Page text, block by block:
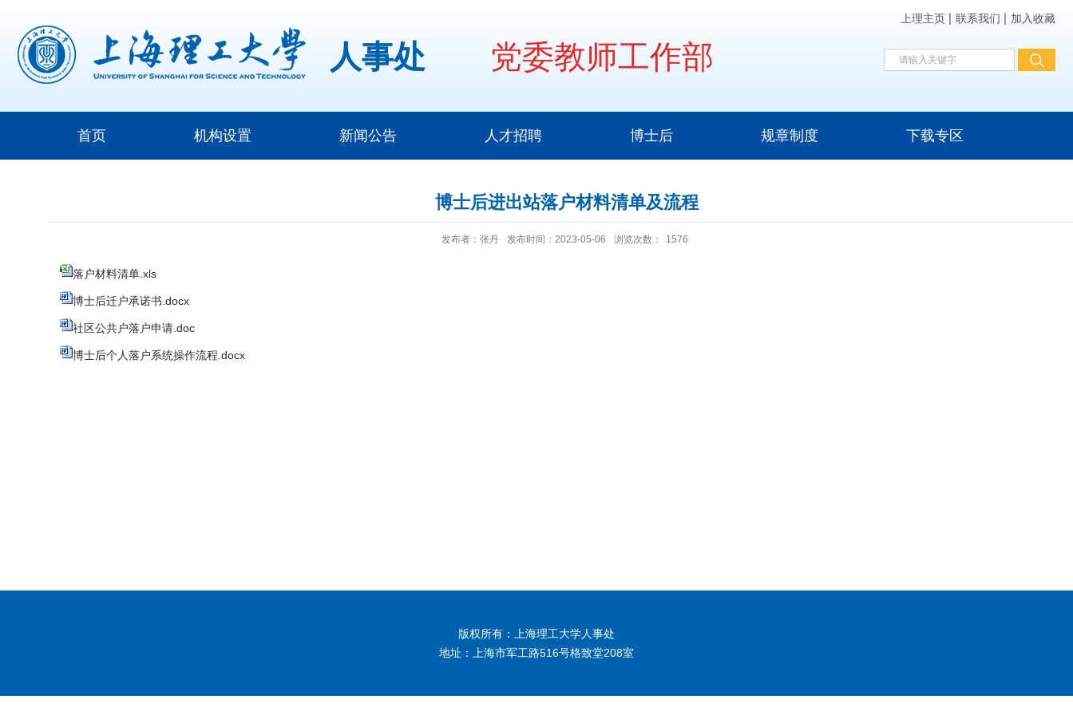
人事处 党委教师工作部
上理主页 联系我们 加入收藏
首页 机构设置 新闻公告 人才招聘 博士后 规章制度 下载专区
博士后进出站落户材料清单及流程
发布者：张丹 发布时间：2023-05-06 浏览次数： 1576
落户材料清单.xls
博士后迁户承诺书.docx
社区公共户落户申请.doc
博士后个人落户系统操作流程.docx
版权所有：上海理工大学人事处
地址：上海市军工路516号格致堂208室